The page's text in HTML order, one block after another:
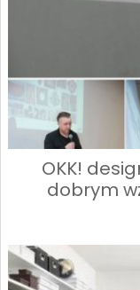
OKK!
dobrym